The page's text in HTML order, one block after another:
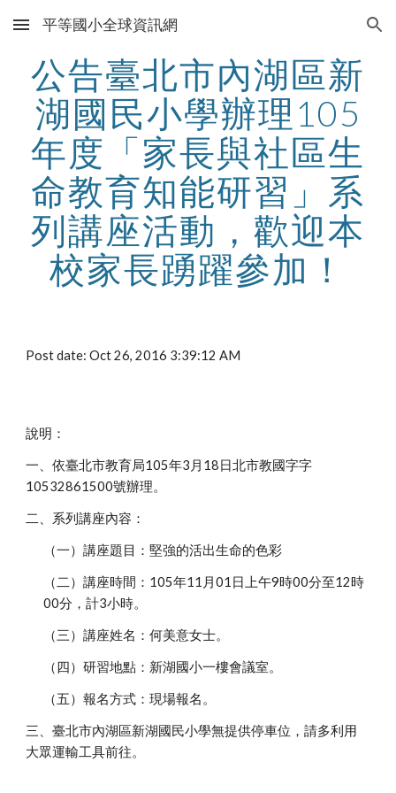
Skip to main content Skip to navigation
平等國小全球資訊網
公告臺北市內湖區新
湖國民小學辦理105
年度「家長與社區生
命教育知能研習」系
列講座活動，歡迎本
校家長踴躍參加！
Post date: Oct 26, 2016 3:39:12 AM
說明：
一、依臺北市教育局105年3月18日北市教國字字
10532861500號辦理。
二、系列講座內容：
（一）講座題目：堅強的活出生命的色彩
（二）講座時間：105年11月01日上午9時00分至12時
00分，計3小時。
（三）講座姓名：何美意女士。
（四）研習地點：新湖國小一樓會議室。
（五）報名方式：現場報名。
三、臺北市內湖區新湖國民小學無提供停車位，請多利用
大眾運輸工具前往。